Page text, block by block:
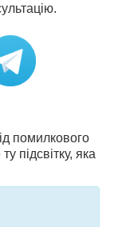
помилкового
підсвітку, яка